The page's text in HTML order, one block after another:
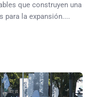
que construyen una
para la expansión....